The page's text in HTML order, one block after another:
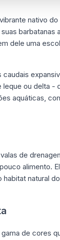
nativo
barbatanas
dele uma
ou delta -
aquáticas,
de
alimento.
natural
de cores